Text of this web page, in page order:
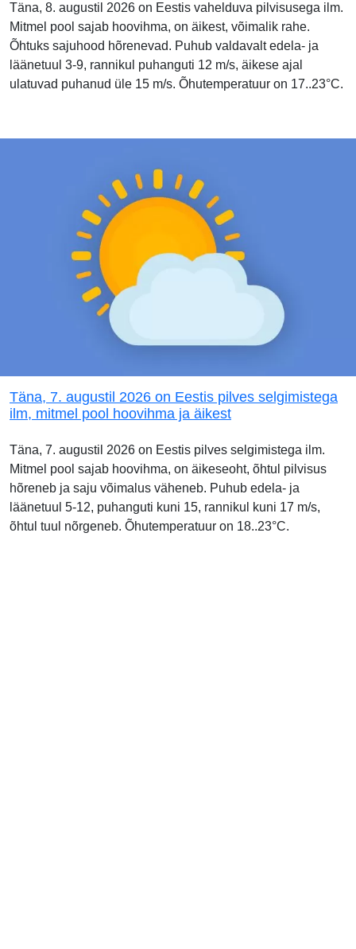
Täna, 8. augustil 2026 on Eestis vahelduva pilvisusega ilm.
Mitmel pool sajab hoovihma, on äikest, võimalik rahe.
Õhtuks sajuhood hõrenevad. Puhub valdavalt edela- ja
läänetuul 3-9, rannikul puhanguti 12 m/s, äikese ajal
ulatuvad puhanud üle 15 m/s. Õhutemperatuur on 17..23°C.
Täna, 7. augustil 2026 on Eestis pilves selgimistega
ilm, mitmel pool hoovihma ja äikest
Täna, 7. augustil 2026 on Eestis pilves selgimistega ilm.
Mitmel pool sajab hoovihma, on äikeseoht, õhtul pilvisus
hõreneb ja saju võimalus väheneb. Puhub edela- ja
läänetuul 5-12, puhanguti kuni 15, rannikul kuni 17 m/s,
õhtul tuul nõrgeneb. Õhutemperatuur on 18..23°C.